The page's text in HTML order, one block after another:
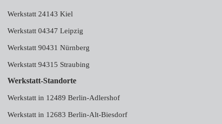
Werkstatt 24143 Kiel
Werkstatt 04347 Leipzig
Werkstatt 90431 Nürnberg
Werkstatt 94315 Straubing
Werkstatt-Standorte
Werkstatt in 12489 Berlin-Adlershof
Werkstatt in 12683 Berlin-Alt-Biesdorf